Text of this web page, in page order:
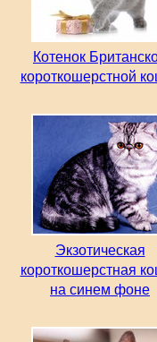
Котенок
короткошерстной
Экзотическая
короткошерстная
на синем фоне